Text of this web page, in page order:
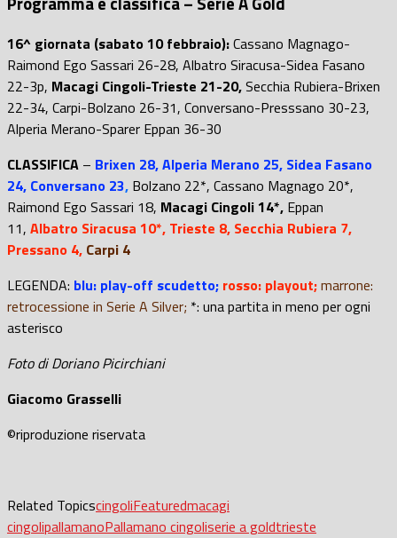
16^ giornata (sabato 10 febbraio):Cassano Magnago-
Raimond Ego Sassari 26-28, Albatro Siracusa-Sidea Fasano
22-3p, Macagi Cingoli-Trieste 21-20,Secchia Rubiera-Brixen
22-34, Carpi-Bolzano 26-31, Conversano-Presssano 30-23,
Alperia Merano-Sparer Eppan 36-30
CLASSIFICA – Brixen 28, Alperia Merano 25, Sidea Fasano
24, Conversano 23, Bolzano 22*, Cassano Magnago 20*,
Raimond Ego Sassari 18, Macagi Cingoli 14*, Eppan
11, Albatro Siracusa 10*, Trieste 8, Secchia Rubiera 7,
Pressano 4, Carpi 4
LEGENDA: blu: play-off scudetto; rosso: playout;marrone:
retrocessione in Serie A Silver; *: una partita in meno per ogni
asterisco
Foto di Doriano Picirchiani
Giacomo Grasselli
©riproduzione riservata
Related TopicscingoliFeaturedmacagi
cingolipallamanoPallamano cingoliserie a goldtrieste